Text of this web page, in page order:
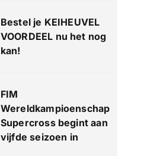
Bestel je KEIHEUVEL
VOORDEEL nu het nog
kan!
FIM
Wereldkampioenschap
Supercross begint aan
vijfde seizoen in